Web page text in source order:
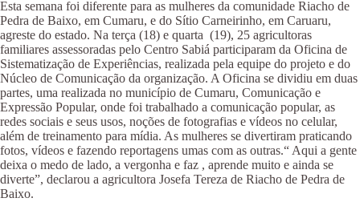
Esta semana foi diferente para as mulheres da comunidade Riacho de
Pedra de Baixo, em Cumaru, e do Sítio Carneirinho, em Caruaru,
agreste do estado. Na terça (18) e quarta (19), 25 agricultoras
familiares assessoradas pelo Centro Sabiá participaram da Oficina de
Sistematização de Experiências, realizada pela equipe do projeto e do
Núcleo de Comunicação da organização. A Oficina se dividiu em duas
partes, uma realizada no município de Cumaru, Comunicação e
Expressão Popular, onde foi trabalhado a comunicação popular, as
redes sociais e seus usos, noções de fotografias e vídeos no celular,
além de treinamento para mídia. As mulheres se divertiram praticando
fotos, vídeos e fazendo reportagens umas com as outras.“ Aqui a gente
deixa o medo de lado, a vergonha e faz , aprende muito e ainda se
diverte”, declarou a agricultora Josefa Tereza de Riacho de Pedra de
Baixo.